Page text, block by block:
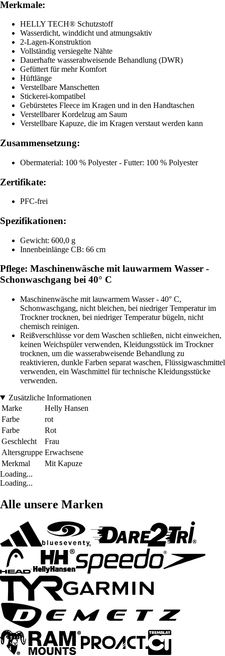
Merkmale:
HELLY TECH® Schutzstoff
Wasserdicht, winddicht und atmungsaktiv
2-Lagen-Konstruktion
Vollständig versiegelte Nähte
Dauerhafte wasserabweisende Behandlung (DWR)
Gefüttert für mehr Komfort
Hüftlänge
Verstellbare Manschetten
Stickerei-kompatibel
Gebürstetes Fleece im Kragen und in den Handtaschen
Verstellbarer Kordelzug am Saum
Verstellbare Kapuze, die im Kragen verstaut werden kann
Zusammensetzung:
Obermaterial: 100 % Polyester - Futter: 100 % Polyester
Zertifikate:
PFC-frei
Spezifikationen:
Gewicht: 600,0 g
Innenbeinlänge CB: 66 cm
Pflege: Maschinenwäsche mit lauwarmem Wasser -
Schonwaschgang bei 40° C
Maschinenwäsche mit lauwarmem Wasser - 40° C,
Schonwaschgang, nicht bleichen, bei niedriger Temperatur im
Trockner trocknen, bei niedriger Temperatur bügeln, nicht
chemisch reinigen.
Reißverschlüsse vor dem Waschen schließen, nicht einweichen,
keinen Weichspüler verwenden, Kleidungsstück im Trockner
trocknen, um die wasserabweisende Behandlung zu
reaktivieren, dunkle Farben separat waschen, Flüssigwaschmittel
verwenden, ein Waschmittel für technische Kleidungsstücke
verwenden.
Zusätzliche Informationen
Marke
Helly Hansen
Farbe
rot
Farbe
Rot
Geschlecht
Frau
Altersgruppe Erwachsene
Merkmal
Mit Kapuze
Loading...
Loading...
Alle unsere Marken